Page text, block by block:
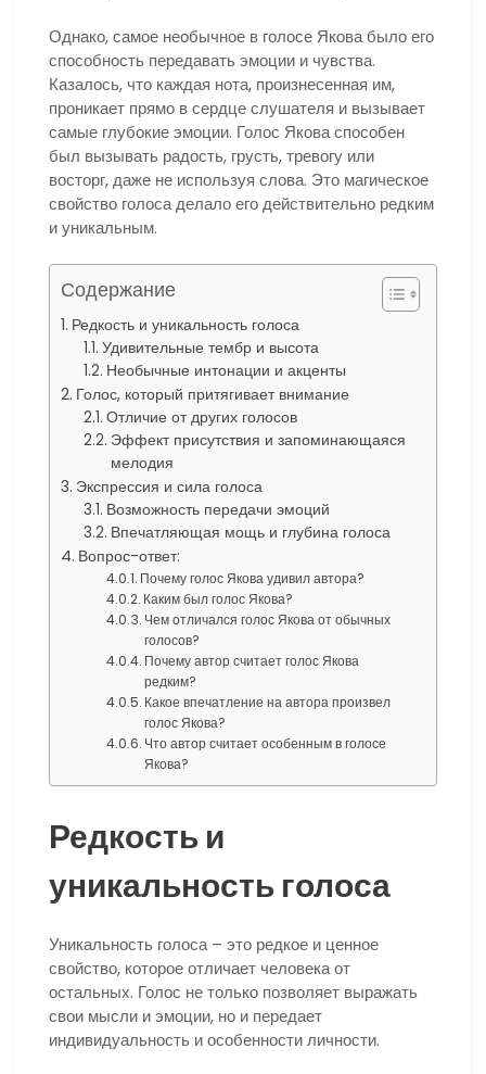
Однако, самое необычное в голосе Якова было его
способность передавать эмоции и чувства.
Казалось, что каждая нота, произнесенная им,
проникает прямо в сердце слушателя и вызывает
самые глубокие эмоции. Голос Якова способен
был вызывать радость, грусть, тревогу или
восторг, даже не используя слова. Это магическое
свойство голоса делало его действительно редким
и уникальным.
Содержание
Редкость и уникальность голоса
Удивительные тембр и высота
Необычные интонации и акценты
Голос, который притягивает внимание
Отличие от других голосов
Эффект присутствия и запоминающаяся
мелодия
Экспрессия и сила голоса
Возможность передачи эмоций
Впечатляющая мощь и глубина голоса
Вопрос-ответ:
Почему голос Якова удивил автора?
Каким был голос Якова?
Чем отличался голос Якова от обычных
голосов?
Почему автор считает голос Якова
редким?
Какое впечатление на автора произвел
голос Якова?
Что автор считает особенным в голосе
Якова?
Редкость и
уникальность голоса
Уникальность голоса – это редкое и ценное
свойство, которое отличает человека от
остальных. Голос не только позволяет выражать
свои мысли и эмоции, но и передает
индивидуальность и особенности личности.